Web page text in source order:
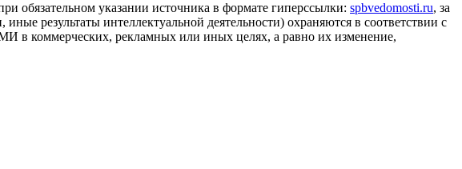
обязательном указании источника в формате гиперссылки: spbvedomosti.ru, за
результаты интеллектуальной деятельности) охраняются в соответствии с
в коммерческих, рекламных или иных целях, а равно их изменение,